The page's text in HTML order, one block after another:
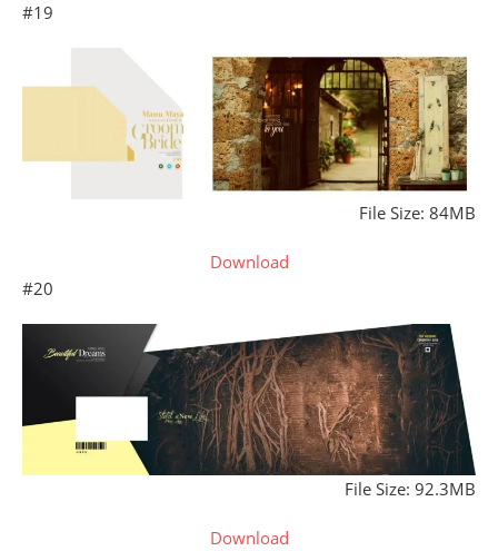
#19
File Size: 84MB
Download
#20
File Size: 92.3MB
Download